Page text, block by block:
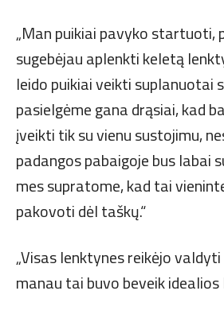
„Man puikiai pavyko startuoti,
sugebėjau aplenkti keletą
leido puikiai veikti suplanuotai
pasielgėme gana drąsiai, kad
įveikti tik su vienu sustojimu,
padangos pabaigoje bus labai
mes supratome, kad tai
pakovoti dėl taškų.“
„Visas lenktynes reikėjo
manau tai buvo beveik idealios